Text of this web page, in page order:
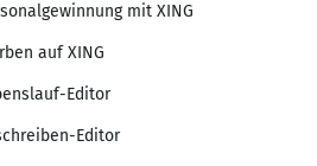
mit XING
auf XING
Editor
Editor